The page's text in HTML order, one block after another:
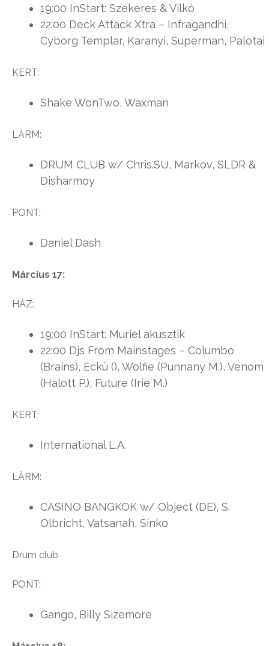
19:00 InStart: Szekeres & Vilkó
22:00 Deck Attack Xtra – Infragandhi,
Cyborg Templar, Karanyi, Superman, Palotai
KERT:
Shake WonTwo, Waxman
LÄRM:
DRUM CLUB w/ Chris.SU, Markov, SLDR &
Disharmoy
PONT:
Daniel Dash
Március 17:
HÁZ:
19:00 InStart: Muriel akusztik
22:00 Djs From Mainstages – Columbo
(Brains), Eckü (), Wolfie (Punnany M.), Venom
(Halott P.), Future (Irie M.)
KERT:
International L.A.
LÄRM:
CASINO BANGKOK w/ Object (DE), S.
Olbricht, Vatsanah, Sinko
Drum club
PONT:
Gango, Billy Sizemore